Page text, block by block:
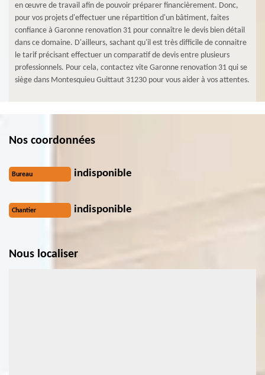
en œuvre de travail afin de pouvoir préparer financièrement. Donc,
pour vos projets d'effectuer une répartition d'un bâtiment, faites
confiance à Garonne renovation 31 pour connaître le devis bien détail
dans ce domaine. D'ailleurs, sachant qu'il est très difficile de connaitre
le tarif précisant effectuer un comparatif de devis entre plusieurs
professionnels. Pour cela, contactez vite Garonne renovation 31 qui se
siège dans Montesquieu Guittaut 31230 pour vous aider à vos attentes.
Nos coordonnées
Bureau indisponible
Chantier indisponible
Nous localiser